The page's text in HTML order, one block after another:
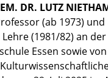
DR. LUTZ
(ab 1973)
(1981/82) an
Essen sowie